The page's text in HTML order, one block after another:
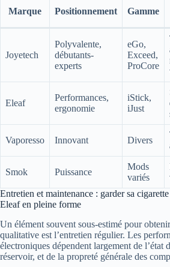
Marque Positionnement Gamme
Joyetech
Polyvalente,
débutants-
experts
eGo,
Exceed,
ProCore
Eleaf
Performances,
ergonomie
iStick,
iJust
Vaporesso Innovant Divers
Smok Puissance
Mods
variés
Entretien et maintenance : garder sa
Eleaf en pleine forme
Un élément souvent sous-estimé pour
qualitative est l’entretien régulier. Les
électroniques dépendent largement de l’état
réservoir, et de la propreté générale des